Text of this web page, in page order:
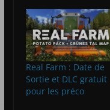
Real Farm : Date de
Sortie et DLC gratuit
pour les préco